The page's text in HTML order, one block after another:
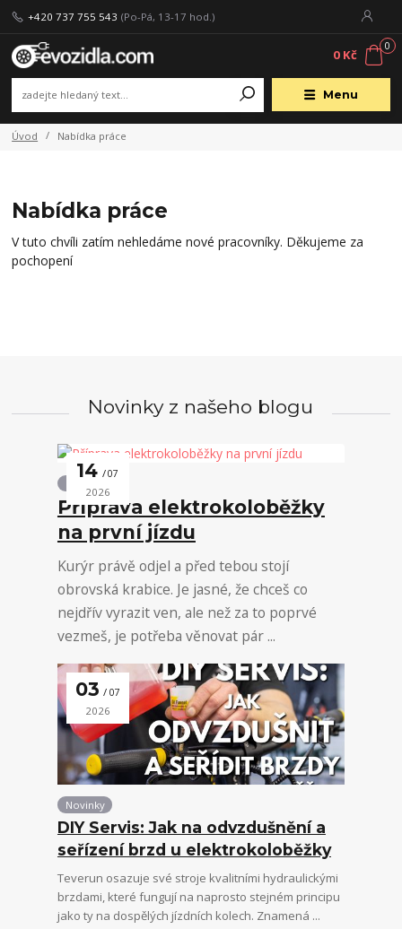
Menu
+420 737 755 543 (Po-Pá, 13-17 hod.)
0
0 Kč
Úvod Nabídka práce
Nabídka práce
V tuto chvíli zatím nehledáme nové pracovníky. Děkujeme za
pochopení
Novinky z našeho blogu
14 07
2026
Příprava elektrokoloběžky
na první jízdu
Kurýr právě odjel a před tebou stojí
obrovská krabice. Je jasné, že chceš co
nejdřív vyrazit ven, ale než za to poprvé
vezmeš, je potřeba věnovat pár ...
03 07
2026
Novinky
DIY Servis: Jak na odvzdušnění a
seřízení brzd u elektrokoloběžky
Teverun osazuje své stroje kvalitními hydraulickými
brzdami, které fungují na naprosto stejném principu
jako ty na dospělých jízdních kolech. Znamená ...